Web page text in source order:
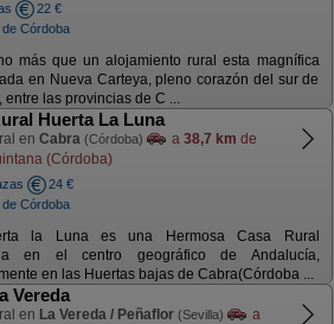
22 €
Córdoba
más que un alojamiento rural esta magnífica
en Nueva Carteya, pleno corazón del sur de
entre las provincias de C ...
Huerta La Luna
en Cabra (Córdoba) a 38,7 km de
(Córdoba)
24 €
Córdoba
la Luna es una Hermosa Casa Rural
en el centro geográfico de Andalucía,
en las Huertas bajas de Cabra(Córdoba ...
Vereda
en La Vereda / Peñaflor (Sevilla)
a